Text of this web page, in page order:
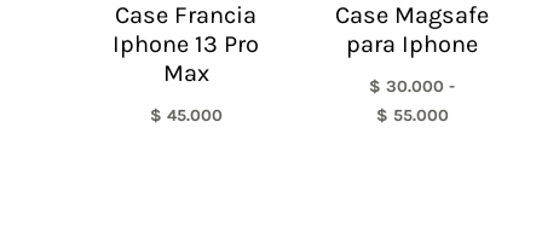
Case Francia
Iphone 13 Pro
Max
$ 45.000
Case Magsafe
para Iphone
$ 30.000 -
$ 55.000